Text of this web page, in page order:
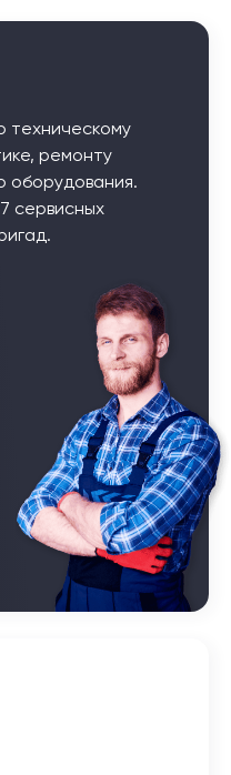
техническому
ремонту
оборудования.
сервисных